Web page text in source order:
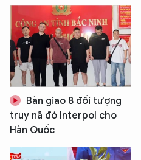
Bàn giao 8 đối tượng
truy nã đỏ Interpol cho
Hàn Quốc